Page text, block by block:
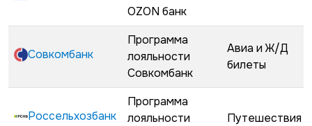
OZON банк
Совкомбанк
Программа
лояльности
Совкомбанк
Авиа и Ж/Д
билеты
Россельхозбанк
Программа
лояльности
Путешествия